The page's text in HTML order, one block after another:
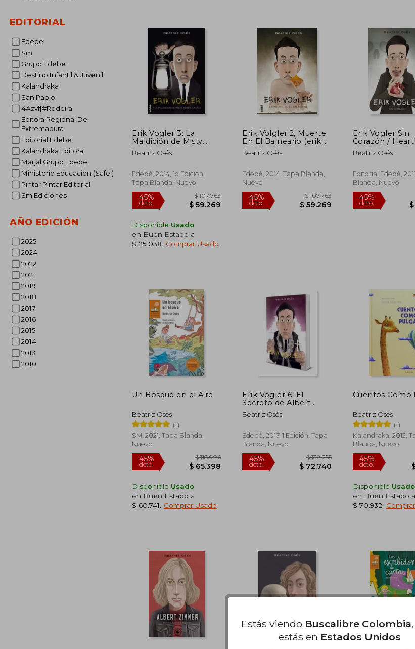
EDITORIAL
Edebe
Sm
Grupo Edebe
Destino Infantil & Juvenil
Kalandraka
San Pablo
4Azvf|#Rodeira
Editora Regional De
Extremadura
Editorial Edebe
Kalandraka Editora
Marjal Grupo Edebe
Ministerio Educacion (Safel)
Pintar Pintar Editorial
Sm Ediciones
AÑO EDICIÓN
2025
2024
2022
2021
2019
2018
2017
2016
2015
2014
2013
2010
45%
dcto.
10%
dcto. dcto.
Erik Vogler 3: La
Maldición de Misty
Abbey-Castle
Beatriz Osés
Edebé, 2014, 1o Edición,
Tapa Blanda, Nuevo
Disponible Usado
en Buen Estado a
$ 25.038
Comprar Usado
Erik Volgler 2, Muerte
En El Balneario (erik
Vogler, Band 2)
Beatriz Osés
Edebé, 2014, Tapa Blanda,
Nuevo
Erik Vogler Sin
Corazón /
Erik Vogler
Beatriz Osés
Editorial Edebé,
Blanda, Nuevo
Un Bosque en el Aire
Beatriz Osés
(1)
SM, 2021, Tapa Blanda,
Nuevo
45%
dcto.
Disponible Usado
en Buen Estado a
$ 60.741
Comprar Usado
Erik Vogler 6: El
Secreto de Albert
Zimmer
Beatriz Osés
Edebé, 2017, 1 Edición, Tapa
Blanda, Nuevo
45%
dcto.
Cuentos Como
Beatriz Osés
(1)
Kalandraka, 2013,
Blanda, Nuevo
dcto.
Disponible Usado
en Buen Estado a
$ 70.932
Estás viendo Buscalibre Colombia
estás en Estados Unidos